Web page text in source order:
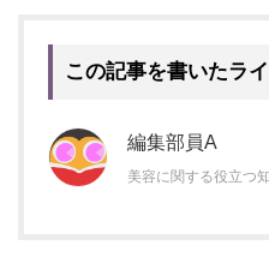
この記事を書いたラ
編集部員A
美容に関する役立つ